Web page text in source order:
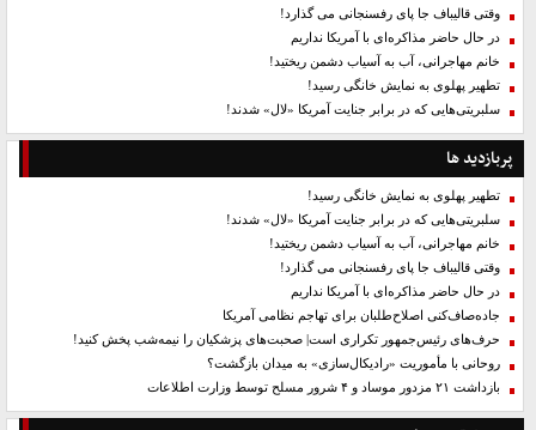
وقتی قالیباف جا پای رفسنجانی می گذارد!
در حال حاضر مذاکره‌ای با آمریکا نداریم
خانم مهاجرانی، آب به آسیاب دشمن ریختید!
تطهیر پهلوی به نمایش خانگی رسید!
سلبریتی‌هایی که در برابر جنایت آمریکا «لال» شدند!
پربازدید ها
تطهیر پهلوی به نمایش خانگی رسید!
سلبریتی‌هایی که در برابر جنایت آمریکا «لال» شدند!
خانم مهاجرانی، آب به آسیاب دشمن ریختید!
وقتی قالیباف جا پای رفسنجانی می گذارد!
در حال حاضر مذاکره‌ای با آمریکا نداریم
جاده‌صاف‌کنی اصلاح‌طلبان برای تهاجم نظامی آمریکا
حرف‌های رئیس‌جمهور تکراری است| صحبت‌های پزشکیان را نیمه‌شب پخش کنید!
روحانی با مأموریت «رادیکال‌سازی» به میدان بازگشت؟
بازداشت ۲۱ مزدور موساد و ۴ شرور مسلح توسط وزارت اطلاعات